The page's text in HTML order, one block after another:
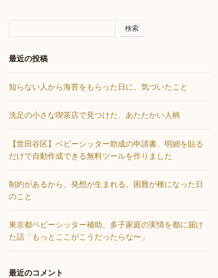
検索
最近の投稿
知らない人から海苔をもらった日に、気づいたこと
洗足の小さな喫茶店で見つけた、あたたかい人柄
【世田谷区】ベビーシッター助成の申請書、明細を貼る
だけで自動作成できる無料ツールを作りました
制約があるから、発想が生まれる。困難が種になった日
のこと
東京都ベビーシッター補助、多子家庭の実情を都に届け
た話「もっとここがこうだったらな〜」
最近のコメント